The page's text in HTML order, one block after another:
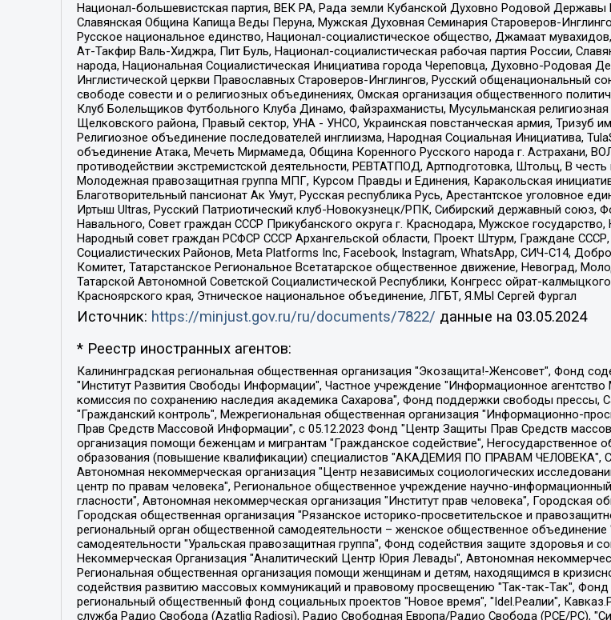
Национал-большевистская партия, ВЕК РА, Рада земли Кубанской Духовно Родовой
Славянская Община Капища Веды Перуна, Мужская Духовная Семинария Староверов-
Русское национальное единство, Национал-социалистическое общество, Джамаат
Ат-Такфир Валь-Хиджра, Пит Буль, Национал-социалистическая рабочая партия России,
народа, Национальная Социалистическая Инициатива города Череповца, Духовно-Родовая
Инглистической церкви Православных Староверов-Инглингов, Русский общенациональный
свободе совести и о религиозных объединениях, Омская организация общественного
Клуб Болельщиков Футбольного Клуба Динамо, Файзрахманисты, Мусульманская
Щелковского района, Правый сектор, УНА - УНСО, Украинская повстанческая армия, Тризуб
Религиозное объединение последователей инглиизма, Народная Социальная Инициатива,
объединение Атака, Мечеть Мирмамеда, Община Коренного Русского народа г. Астрахани,
противодействии экстремистской деятельности, РЕВТАТПОД, Артподготовка, Штольц, В
Молодежная правозащитная группа МПГ, Курсом Правды и Единения, Каракольская
Благотворительный пансионат Ак Умут, Русская республика Русь, Арестантское уголовное
Иртыш Ultras, Русский Патриотический клуб-Новокузнецк/РПК, Сибирский державный
Навального, Совет граждан СССР Прикубанского округа г. Краснодара, Мужское
Народный совет граждан РСФСР СССР Архангельской области, Проект Штурм, Граждане
Социалистических Районов, Meta Platforms Inc, Facebook, Instagram, WhatsApp, СИЧ-С14,
Комитет, Татарстанское Региональное Всетатарское общественное движение, Невоград,
Татарской Автономной Советской Социалистической Республики, Конгресс ойрат-
Красноярского края, Этническое национальное объединение, ЛГБТ, Я.МЫ Сергей Фургал
Источник: https://minjust.gov.ru/ru/documents/7822/ данные на 03.05.2024
* Реестр иностранных агентов:
Калининградская региональная общественная организация "Экозащита!-Женсовет", Фонд содействия защите прав и свобод граждан "Общественный вердикт", Фонд "Институт Развития Свободы Информации", Частное учреждение "Информационное агентство МЕМО. РУ", Региональная общественная организация "Общественная комиссия по сохранению наследия академика Сахарова", Фонд поддержки свободы прессы, Санкт-Петербургская общественная правозащитная организация "Гражданский контроль", Межрегиональная общественная организация "Информационно-просветительский центр "Мемориал", Региональный Фонд "Центр Защиты Прав Средств Массовой Информации", с 05.12.2023 Фонд "Центр Защиты Прав Средств массовой информации", Региональная общественная благотворительная организация помощи беженцам и мигрантам "Гражданское содействие", Негосударственное образовательное учреждение дополнительного профессионального образования (повышение квалификации) специалистов "АКАДЕМИЯ ПО ПРАВАМ ЧЕЛОВЕКА", Свердловская региональная общественная организация "Сутяжник", Автономная некоммерческая организация "Центр независимых социологических исследований", Союз общественных объединений "Российский исследовательский центр по правам человека", Региональное общественное учреждение научно-информационный центр "МЕМОРИАЛ", Некоммерческая организация "Фонд защиты гласности", Автономная некоммерческая организация "Институт прав человека", Городская общественная организация "Екатеринбургское общество "МЕМОРИАЛ", Городская общественная организация "Рязанское историко-просветительское и правозащитное общество "Мемориал" (Рязанский Мемориал), Челябинский региональный орган общественной самодеятельности – женское общественное объединение "Женщины Евразии", Челябинский региональный орган общественной самодеятельности "Уральская правозащитная группа", Фонд содействия защите здоровья и социальной справедливости имени Андрея Рылькова, Автономная Некоммерческая Организация "Аналитический Центр Юрия Левады", Автономная некоммерческая организация социальной поддержки населения "Проект Апрель", Региональная общественная организация помощи женщинам и детям, находящимся в кризисной ситуации "Информационно-методический центр "Анна", Фонд содействия развитию массовых коммуникаций и правовому просвещению "Так-так-Так", Фонд содействия устойчивому развитию "Серебряная тайга", Свердловский региональный общественный фонд социальных проектов "Новое время", "Idel.Реалии", Кавказ.Реалии, Крым.Реалии, Телеканал Настоящее Время, Татаро-башкирская служба Радио Свобода (Azatliq Radiosi), Радио Свободная Европа/Радио Свобода (PCE/PC), "Сибирь.Реалии", "Фактограф", Благотворительный фонд помощи осужденным и их семьям, Автономная некоммерческая организация "Институт глобализации и социальных движений", Фонд "В защиту прав заключенных", Частное учреждение "Центр поддержки и содействия развитию средств массовой информации", Пензенский региональный общественный благотворительный фонд "Гражданский союз", "Север.Реалии", Некоммерческая организация Фонд "Правовая инициатива", Общество с ограниченной ответственностью "Радио Свободная Европа/Радио Свобода", Чешское информационное агентство "MEDIUM-ORIENT", Красноярская региональная общественная организация "Мы против СПИДа", Камалягин Денис Николаевич, Маркелов Сергей Евгеньевич, Пономарев Лев Александрович, Савицкая Людмила Алексеевна, Автономная некоммерческая организация "Центр по работе с проблемой насилия "НАСИЛИЮ.НЕТ", Межрегиональный профессиональный союз работников здравоохранения "Альянс врачей", Юридическое лицо, зарегистрированное в Латвийской Республике, SIA "Medusa Project" (регистрационный номер 40103797863, дата регистрации 10.06.2014), Некоммерческая организация "Фонд по борьбе с коррупцией", Автономная некоммерческая организация "Институт права и публичной политики", Баданин Роман Сергеевич, Гликин Максим Александрович, Железнова Мария Михайловна, Лукьянова Юлия Сергеевна, Маетная Елизавета Витальевна, Маняхин Петр Борисович, Чуракова Ольга Владимировна, Ярош Юлия Петровна, Юридическое лицо "The Insider SIA", зарегистрированное в Риге, Латвийская Республика (дата регистрации 26.06.2015), являющееся администратором доменного имени интернет-издания "The Insider SIA", https://theins.ru, Постернак Алексей Евгеньевич, Рубин Михаил Аркадьевич, Анин Роман Александрович, Юридическое лицо Istories fonds, зарегистрированное в Латвийской Республике (регистрационный номер 50008295751, дата регистрации 24.02.2020), Великовский Дмитрий Александрович, Долинина Ирина Николаевна, Мароховская Алеся Алексеевна, Шлейнов Роман Юрьевич, Шмагун Олеся Валентиновна, Общество с ограниченной ответственностью "Альтаир 2021", Общество с ограниченной ответственностью "Вега 2021", Общество с ограниченной ответственностью "Главный редактор 2021", Общество с ограниченной ответственностью "Ромашки монолит", Важенков Артем Валерьевич, Ивановская областная общественная организация "Центр гендерных исследований", Гурман Юрий Альбертович, Медиапроект "ОВД-Инфо", Егоров Владимир Владимирович, Жилинский Владимир Александрович, Общество с ограниченной ответственностью "ЗП", Иванова София Юрьевна, Карезина Инна Павловна, Кильтау Екатерина Викторовна, Петров Алексей Викторович, Пискунов Сергей Евгеньевич, Смирнов Сергей Сергеевич, Тихонов Михаил Сергеевич, Общество с ограниченной ответственностью "ЖУРНАЛИСТ-ИНОСТРАННЫЙ АГЕНТ", Арапова Галина Юрьевна, Вольтская Татьяна Анатольевна, Американская компания "Mason G.E.S. Anonymous Foundation" (США), являющаяся владельцем интернет-издания https://mnews.world/, Компания "Stichting Bellingcat", зарегистрированная в Нидерландах (дата